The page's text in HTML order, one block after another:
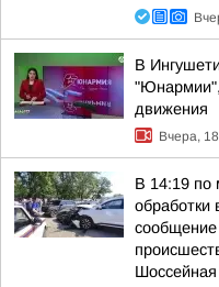
В
движения
Вчера,
В 14:19 по
обработки
Шоссейная